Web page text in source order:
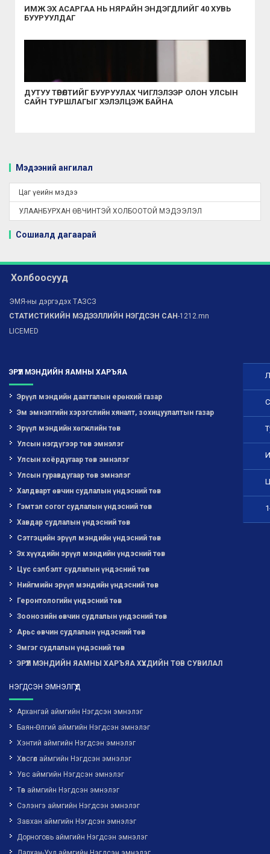
ИМЖ ЭХ АСАРГАА НЬ НЯРАЙН ЭНДЭГДЛИЙГ 40 ХУВЬ
БУУРУУЛДАГ
ДУТУУ ТӨРӨЛТИЙГ БУУРУУЛАХ ЧИГЛЭЛЭЭР ОЛОН УЛСЫН
САЙН ТУРШЛАГЫГ ХЭЛЭЛЦЭЖ БАЙНА
Мэдээний ангилал
Цаг үеийн мэдээ
УЛААНБУРХАН ӨВЧИНТЭЙ ХОЛБООТОЙ МЭДЭЭЛЭЛ
Сошиалд дагаарай
Холбоосууд
ЭМЯ-ны дэргэдэх ТАЗСЗ
СТАТИСТИКИЙН МЭДЭЭЛЛИЙН НЭГДСЭН САН-1212.mn
LICEMED
ЭРҮҮЛ МЭНДИЙН ЯАМНЫ ХАРЪЯА
Эрүүл мэндийн даатгалын ерөнхий газар
Эм эмнэлгийн хэрэгслийн хяналт, зохицуулалтын газар
Эрүүл мэндийн хөгжлийн төв
Улсын нэгдүгээр төв эмнэлэг
Улсын хоёрдугаар төв эмнэлэг
Улсын гуравдугаар төв эмнэлэг
Халдварт өвчин судлалын үндэсний төв
Гэмтэл согог судлалын үндэсний төв
Хавдар судлалын үндэсний төв
Сэтгэцийн эрүүл мэндийн үндэсний төв
Эх хүүхдийн эрүүл мэндийн үндэсний төв
Цус сэлбэлт судлалын үндэсний төв
Нийгмийн эрүүл мэндийн үндэсний төв
Геронтологийн үндэсний төв
Зоонозийн өвчин судлалын үндэсний төв
Арьс өвчин судлалын үндэсний төв
Эмгэг судлалын үндэсний төв
ЭРҮҮЛ МЭНДИЙН ЯАМНЫ ХАРЪЯА ХҮҮХДИЙН ТӨВ СУВИЛАЛ
НЭГДСЭН ЭМНЭЛГҮҮД
Архангай аймгийн Нэгдсэн эмнэлэг
Баян-Өлгий аймгийн Нэгдсэн эмнэлэг
Хэнтий аймгийн Нэгдсэн эмнэлэг
Хөвсгөл аймгийн Нэгдсэн эмнэлэг
Увс аймгийн Нэгдсэн эмнэлэг
Төв аймгийн Нэгдсэн эмнэлэг
Сэлэнгэ аймгийн Нэгдсэн эмнэлэг
Завхан аймгийн Нэгдсэн эмнэлэг
Дорноговь аймгийн Нэгдсэн эмнэлэг